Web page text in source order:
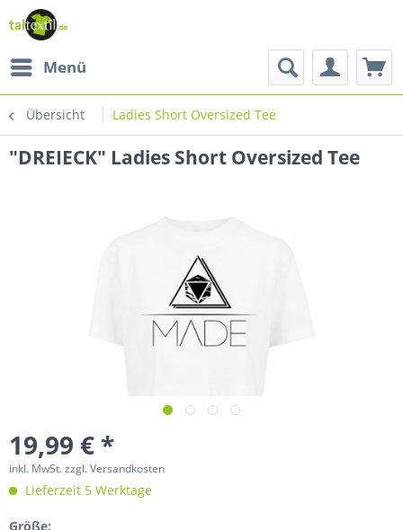
Menü
Übersicht Ladies Short Oversized Tee
"DREIECK" Ladies Short Oversized Tee
19,99 € *
inkl. MwSt.zzgl. Versandkosten
Lieferzeit 5 Werktage
Größe: